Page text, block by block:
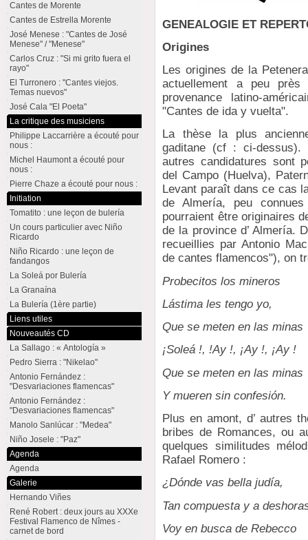
GENEALOGIE ET
Origines
Les origines de la
actuellement a peu
provenance latino-
"Cantes de ida y vuelta".
La thèse la plus
gaditane (cf : ci-dessus).
autres candidatures sont
del Campo (Huelva),
Levant paraît dans ce cas
de Almería, peu
pourraient être originaires
de la province d’ Almería.
recueillies par Antonio
de cantes flamencos"), on
Probecitos los mineros
Lástima les tengo yo,
Que se meten en las minas
¡Soleá !, !Ay !, ¡Ay !, ¡Ay !
Que se meten en las minas
Y mueren sin confesión.
Plus en amont, d’ autres
bribes de Romances, ou
quelques similitudes
Rafael Romero :
¿Dónde vas bella judía,
Tan compuesta y a
Voy en busca de Rebecco
Cantes de Morente
Cantes de Estrella Morente
José Menese : "Cantes de José
Menese" / "Menese"
Carlos Cruz : "Si mi grito fuera el
rayo"
El Turronero : "Cantes viejos.
Temas nuevos"
José Cala "El Poeta"
La critique des musiciens
Philippe Laccarrière a écouté pour
nous :
Michel Haumont a écouté pour
nous :
Pierre Chaze a écouté pour nous :
Initiation
Tomatito : une leçon de bulería
Un cours particulier avec Niño
Ricardo
Niño Ricardo : une leçon de
fandangos
La Soleá por Bulería
La Granaína
La Bulería (1ère partie)
Liens utiles
Nouveautés CD
La Sallago : « Antología »
Pedro Sierra : "Nikelao"
Antonio Fernández :
"Desvariaciones flamencas"
Antonio Fernández :
"Desvariaciones flamencas"
Manolo Sanlúcar : "Medea"
Niño Josele : "Paz"
Agenda
Agenda
Galerie
Hernando Viñes
René Robert : deux jours au XXXe
Festival Flamenco de Nîmes -
carnet de bord